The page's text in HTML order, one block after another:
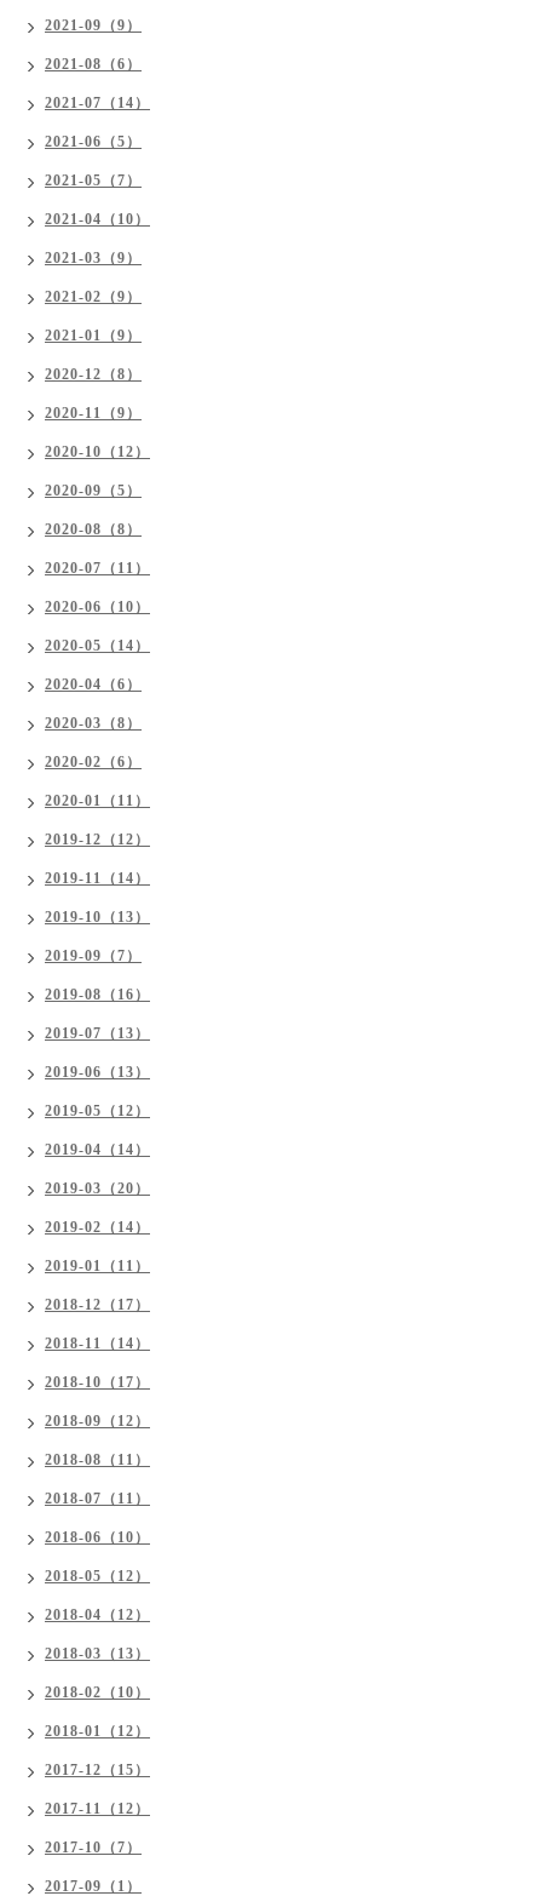
2021-09（9）
2021-08（6）
2021-07（14）
2021-06（5）
2021-05（7）
2021-04（10）
2021-03（9）
2021-02（9）
2021-01（9）
2020-12（8）
2020-11（9）
2020-10（12）
2020-09（5）
2020-08（8）
2020-07（11）
2020-06（10）
2020-05（14）
2020-04（6）
2020-03（8）
2020-02（6）
2020-01（11）
2019-12（12）
2019-11（14）
2019-10（13）
2019-09（7）
2019-08（16）
2019-07（13）
2019-06（13）
2019-05（12）
2019-04（14）
2019-03（20）
2019-02（14）
2019-01（11）
2018-12（17）
2018-11（14）
2018-10（17）
2018-09（12）
2018-08（11）
2018-07（11）
2018-06（10）
2018-05（12）
2018-04（12）
2018-03（13）
2018-02（10）
2018-01（12）
2017-12（15）
2017-11（12）
2017-10（7）
2017-09（1）